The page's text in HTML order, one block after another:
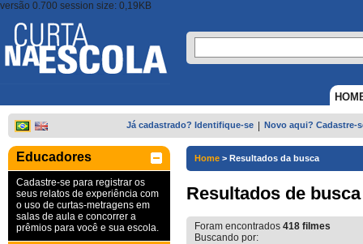
versão 0.700 session size: 0,19KB
Já cadastrado? Identifique-se Novo aqui? Cadastre-
Educadores
Cadastre-se para registrar os
seus relatos de experiência com
o uso de curtas-metragens em
salas de aula e concorrer a
prêmios para você e sua escola.
Home > Resultados da busca
Resultados de busca
Foram encontrados 418 filmes
Buscando por: